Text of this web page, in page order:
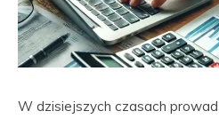
W dzisiejszych czasach